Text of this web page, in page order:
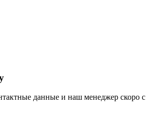
данные и наш менеджер скоро с